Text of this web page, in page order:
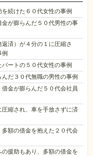
続けた６０代女性の事例
が膨らんだ５０代男性の事
済）が４分の１に圧縮さ
例
ートの５０代女性の事例
だ３０代無職の男性の事例
金が膨らんだ５０代会社員
縮され、車を手放さずに済
額の借金を抱えた２０代会
援助もあり、多額の借金を